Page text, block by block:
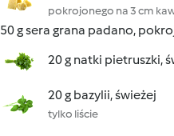
pokrojonego na 3 cm
50 g sera grana padano,
20 g natki pietruszki,
20 g bazylii, świeżej
tylko liście